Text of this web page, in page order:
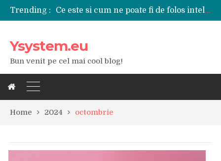
Trending :
Tipuri de polizoare de care este nevoie intr-un atelier
Utilizarea diferitelor jucarii sexuale in viata de cuplu
iPhone 16Pro Max sau Samsung Galaxy S24 Ultra?
Ysystem.eu
Bun venit pe cel mai cool blog!
Home 2024 octombrie